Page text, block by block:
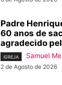
Padre
60 anos de
agradecido
IGREJA Samuel
2 de Agosto de 2026